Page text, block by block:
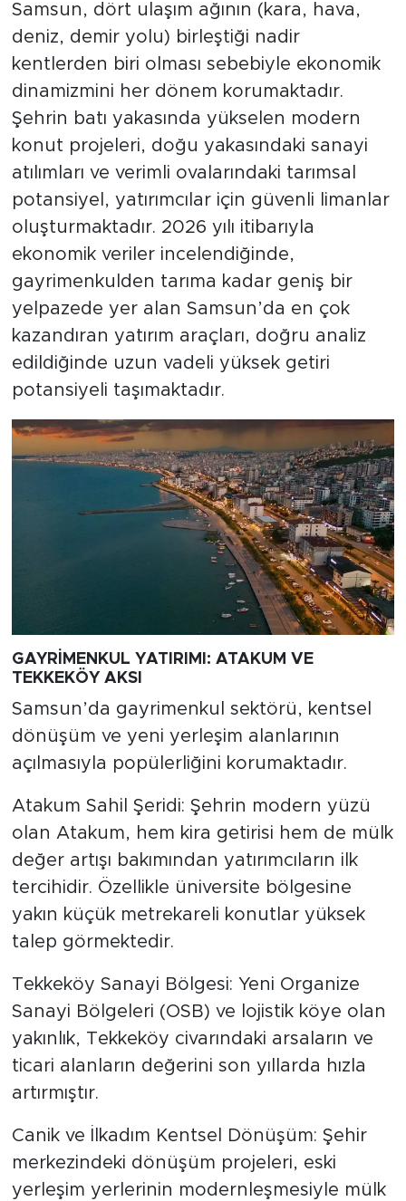
Samsun, dört ulaşım ağının (kara, hava,
deniz, demir yolu) birleştiği nadir
kentlerden biri olması sebebiyle ekonomik
dinamizmini her dönem korumaktadır.
Şehrin batı yakasında yükselen modern
konut projeleri, doğu yakasındaki sanayi
atılımları ve verimli ovalarındaki tarımsal
potansiyel, yatırımcılar için güvenli limanlar
oluşturmaktadır. 2026 yılı itibarıyla
ekonomik veriler incelendiğinde,
gayrimenkulden tarıma kadar geniş bir
yelpazede yer alan Samsun’da en çok
kazandıran yatırım araçları, doğru analiz
edildiğinde uzun vadeli yüksek getiri
potansiyeli taşımaktadır.
GAYRİMENKUL YATIRIMI: ATAKUM VE
TEKKEKÖY AKSI
Samsun’da gayrimenkul sektörü, kentsel
dönüşüm ve yeni yerleşim alanlarının
açılmasıyla popülerliğini korumaktadır.
Atakum Sahil Şeridi: Şehrin modern yüzü
olan Atakum, hem kira getirisi hem de mülk
değer artışı bakımından yatırımcıların ilk
tercihidir. Özellikle üniversite bölgesine
yakın küçük metrekareli konutlar yüksek
talep görmektedir.
Tekkeköy Sanayi Bölgesi: Yeni Organize
Sanayi Bölgeleri (OSB) ve lojistik köye olan
yakınlık, Tekkeköy civarındaki arsaların ve
ticari alanların değerini son yıllarda hızla
artırmıştır.
Canik ve İlkadım Kentsel Dönüşüm: Şehir
merkezindeki dönüşüm projeleri, eski
yerleşim yerlerinin modernleşmesiyle mülk